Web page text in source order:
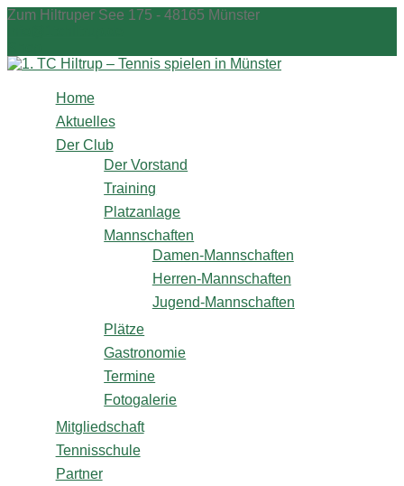
Zum
Zum Hiltruper See 175 - 48165 Münster
Home
Aktuelles
Der Club
Der Vorstand
Training
Platzanlage
Mannschaften
Damen-Mannschaften
Herren-Mannschaften
Jugend-Mannschaften
Plätze
Gastronomie
Termine
Fotogalerie
Mitgliedschaft
Tennisschule
Partner